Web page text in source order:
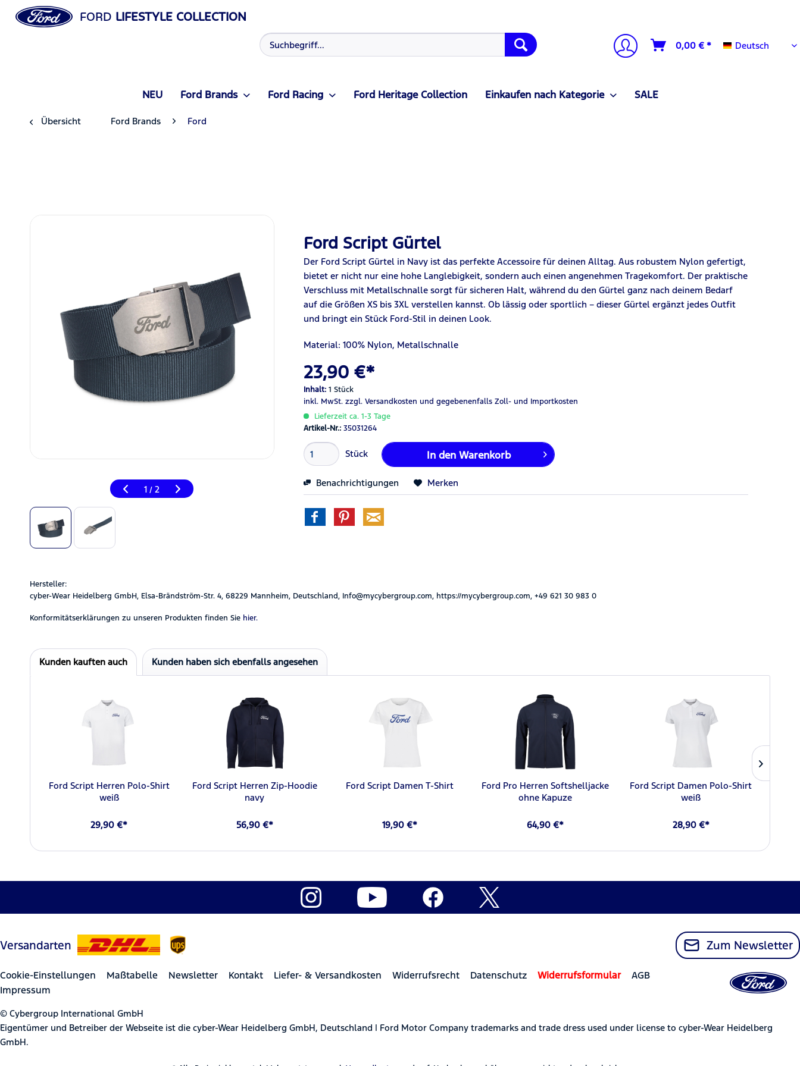
FORD LIFESTYLE COLLECTION
0,00 € * Deutsch
Deutsch
NEU Ford Brands Ford Racing Ford Heritage Collection Einkaufen nach Kategorie SALE
Übersicht Ford Brands Ford
1 / 2
Ford Script Gürtel
Der Ford Script Gürtel in Navy ist das perfekte Accessoire für deinen Alltag. Aus robustem Nylon gefertigt,
bietet er nicht nur eine hohe Langlebigkeit, sondern auch einen angenehmen Tragekomfort. Der praktische
Verschluss mit Metallschnalle sorgt für sicheren Halt, während du den Gürtel ganz nach deinem Bedarf
auf die Größen XS bis 3XL verstellen kannst. Ob lässig oder sportlich – dieser Gürtel ergänzt jedes Outfit
und bringt ein Stück Ford-Stil in deinen Look.
Material: 100% Nylon, Metallschnalle
23,90 €*
Inhalt:1 Stück
inkl. MwSt.zzgl. Versandkosten und gegebenenfalls Zoll- und Importkosten
Lieferzeit ca. 1-3 Tage
Artikel-Nr.:35031264
Stück In den Warenkorb
Benachrichtigungen Merken
Hersteller:
cyber-Wear Heidelberg GmbH, Elsa-Brändström-Str. 4, 68229 Mannheim, Deutschland, Info@mycybergroup.com, https://mycybergroup.com, +49 621 30 983 0
Konformitätserklärungen zu unseren Produkten finden Sie hier.
Kunden kauften auch Kunden haben sich ebenfalls angesehen
Ford Script Herren Polo-Shirt
weiß
29,90 €*
Ford Script Herren Zip-Hoodie
navy
56,90 €*
Ford Script Damen T-Shirt
19,90 €*
Ford Pro Herren Softshelljacke
ohne Kapuze
64,90 €*
Ford Script Damen Polo-Shirt
weiß
28,90 €*
Versandarten Zum Newsletter
Cookie-Einstellungen Maßtabelle Newsletter Kontakt Liefer- & Versandkosten Widerrufsrecht Datenschutz Widerrufsformular
AGB
Impressum
© Cybergroup International GmbH
Eigentümer und Betreiber der Webseite ist die cyber-Wear Heidelberg GmbH, Deutschland | Ford Motor Company trademarks and trade dress used under license to cyber-Wear Heidelberg
GmbH.